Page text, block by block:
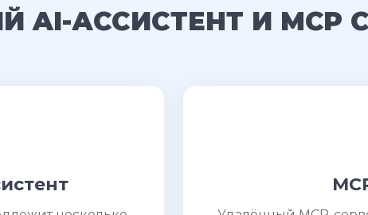
АССИСТЕНТ И MCP